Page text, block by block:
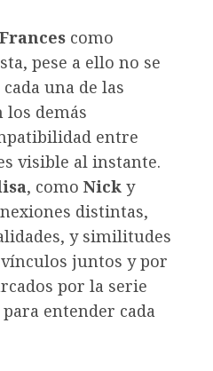
Frances como
pese a ello no se
una de las
los demás
entre
visible al instante.
, como Nick y
distintas,
y similitudes
vínculos juntos y por
por la serie
entender cada